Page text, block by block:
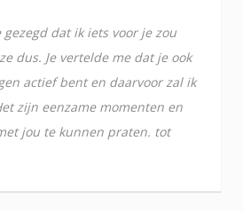
dat ik iets voor je zou
dus. Je vertelde me dat je ook
actief bent en daarvoor zal ik
zijn eenzame momenten en
jou te kunnen praten. tot